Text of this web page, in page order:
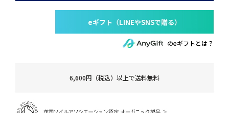
のeギフトとは？
6,600円（税込）以上で送料無料